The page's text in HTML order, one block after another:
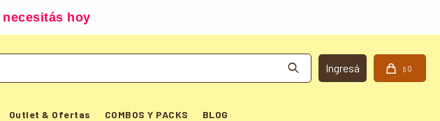
hoy
Outlet & Ofertas COMBOS Y PACKS BLOG
$ 0